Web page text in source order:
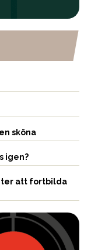
sköna
igen?
att fortbilda